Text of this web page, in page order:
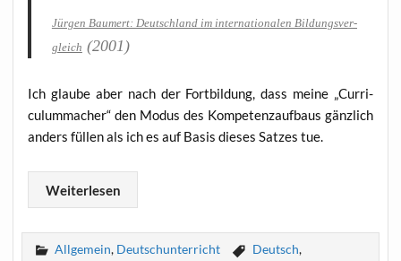
Jür­gen Bau­mert: Deutsch­land im inter­na­tio­na­len Bil­dungs­ver­
gleich (2001)
Ich glau­be aber nach der Fort­bil­dung, dass mei­ne „Cur­ri­
culum­ma­cher“ den Modus des Kom­pe­tenz­auf­baus gänz­lich
anders fül­len als ich es auf Basis die­ses Sat­zes tue.
Wei­ter­le­sen
Allgemein, Deutschunterricht Deutsch,